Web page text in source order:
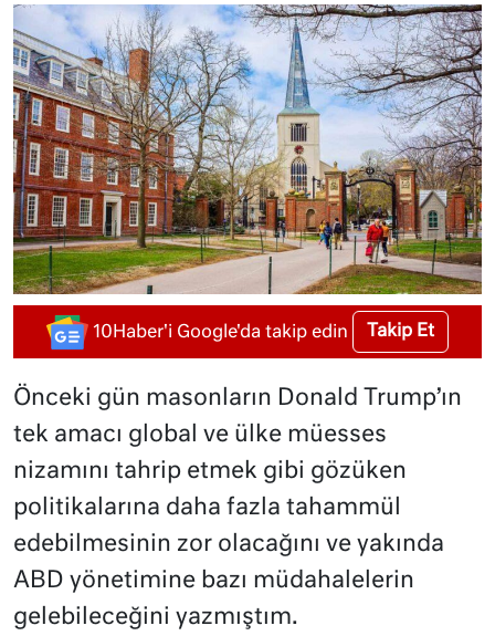
10Haber'i Google'da takip edin Takip Et
Önceki gün masonların Donald Trump’ın
tek amacı global ve ülke müesses
nizamını tahrip etmek gibi gözüken
politikalarına daha fazla tahammül
edebilmesinin zor olacağını ve yakında
ABD yönetimine bazı müdahalelerin
gelebileceğini yazmıştım.